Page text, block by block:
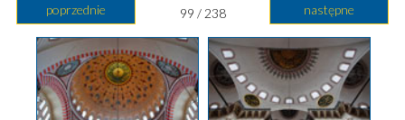
poprzednie następne
99 / 238